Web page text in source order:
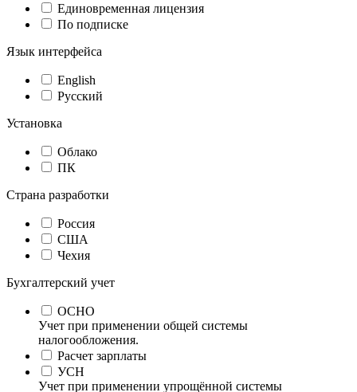
Единовременная лицензия
По подписке
Язык интерфейса
English
Русский
Установка
Облако
ПК
Страна разработки
Россия
США
Чехия
Бухгалтерский учет
ОСНО
Учет при применении общей системы
налогообложения.
Расчет зарплаты
УСН
Учет при применении упрощённой системы